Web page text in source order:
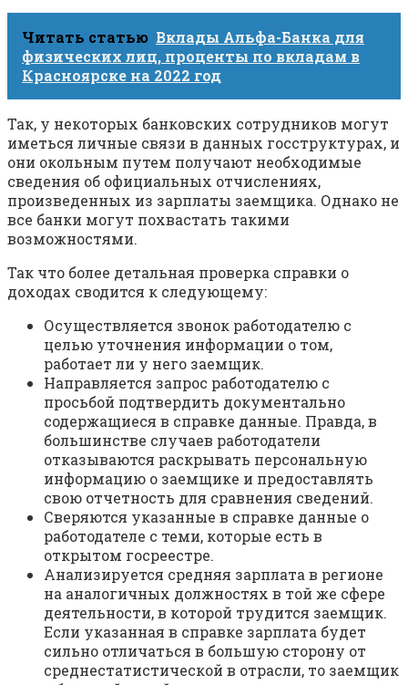
Читать статью Вклады Альфа-Банка для
физических лиц, проценты по вкладам в
Красноярске на 2022 год
Так, у некоторых банковских сотрудников могут
иметься личные связи в данных госструктурах, и
они окольным путем получают необходимые
сведения об официальных отчислениях,
произведенных из зарплаты заемщика. Однако не
все банки могут похвастать такими
возможностями.
Так что более детальная проверка справки о
доходах сводится к следующему:
Осуществляется звонок работодателю с
целью уточнения информации о том,
работает ли у него заемщик.
Направляется запрос работодателю с
просьбой подтвердить документально
содержащиеся в справке данные. Правда, в
большинстве случаев работодатели
отказываются раскрывать персональную
информацию о заемщике и предоставлять
свою отчетность для сравнения сведений.
Сверяются указанные в справке данные о
работодателе с теми, которые есть в
открытом госреестре.
Анализируется средняя зарплата в регионе
на аналогичных должностях в той же сфере
деятельности, в которой трудится заемщик.
Если указанная в справке зарплата будет
сильно отличаться в большую сторону от
среднестатистической в отрасли, то заемщик